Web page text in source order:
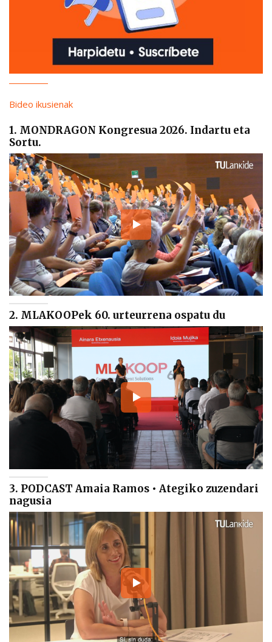
Bideo ikusienak
1. MONDRAGON Kongresua 2026. Indartu eta
Sortu.
2. MLAKOOPek 60. urteurrena ospatu du
3. PODCAST Amaia Ramos • Ategiko zuzendari
nagusia